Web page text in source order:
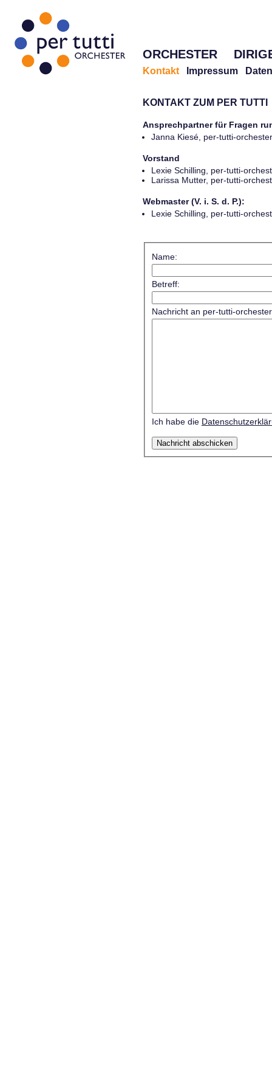
ORCHESTER
Kontakt Impressum
KONTAKT ZUM PER TUTTI
Ansprechpartner für Fragen
Janna Kiesé, per-tutti-
Vorstand
Lexie Schilling, per-tutti-
Larissa Mutter, per-tutti-
Webmaster (V. i. S. d. P.):
Lexie Schilling, per-tutti-
Name:
Betreff:
Nachricht an per-tutti-
Ich habe die